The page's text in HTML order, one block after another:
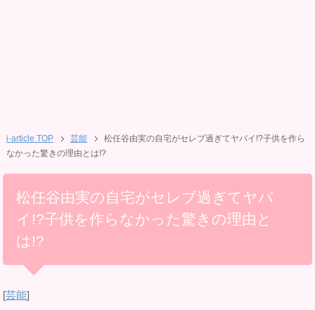
i-article TOP 芸能
松任谷由実の自宅がセレブ過ぎてヤバイ!?子供を作ら
なかった驚きの理由とは!?
松任谷由実の自宅がセレブ過ぎてヤバ
イ!?子供を作らなかった驚きの理由と
は!?
[芸能]